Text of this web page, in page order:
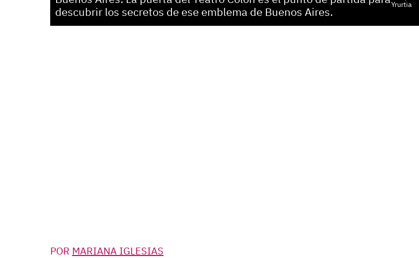
descubrir los secretos de ese emblema de Buenos Aires.
Yrurtia
POR MARIANA IGLESIAS